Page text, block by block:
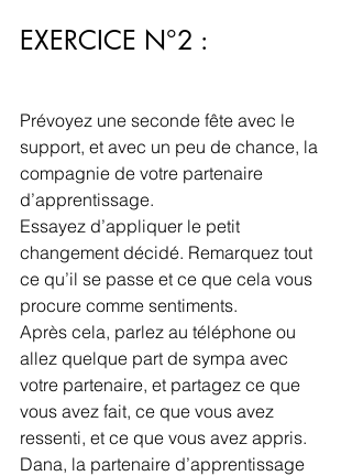
EXERCICE N°2 :
Prévoyez une seconde fête avec le
support, et avec un peu de chance, la
compagnie de votre partenaire
d’apprentissage.
Essayez d’appliquer le petit
changement décidé. Remarquez tout
ce qu’il se passe et ce que cela vous
procure comme sentiments.
Après cela, parlez au téléphone ou
allez quelque part de sympa avec
votre partenaire, et partagez ce que
vous avez fait, ce que vous avez
ressenti, et ce que vous avez appris.
Dana, la partenaire d’apprentissage